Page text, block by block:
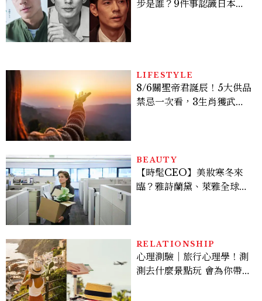
步是誰？9件事認識日本
LIFESTYLE
8/6關聖帝君誕辰！5大供品
禁忌一次看，3生肖獲武財
BEAUTY
【時髦CEO】美妝寒冬來
臨？雅詩蘭黛、萊雅全球裁
RELATIONSHIP
心理測驗｜旅行心理學！測
測去什麼景點玩 會為你帶來